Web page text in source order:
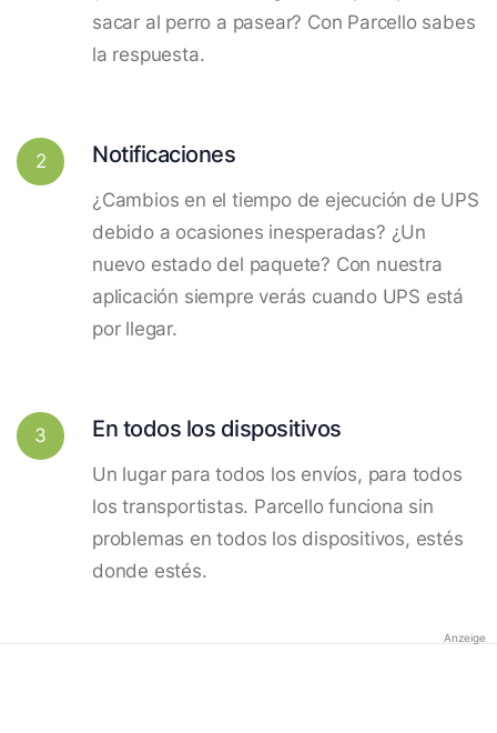
sacar al perro a pasear? Con Parcello sabes
la respuesta.
2 Notificaciones
¿Cambios en el tiempo de ejecución de UPS
debido a ocasiones inesperadas? ¿Un
nuevo estado del paquete? Con nuestra
aplicación siempre verás cuando UPS está
por llegar.
3 En todos los dispositivos
Un lugar para todos los envíos, para todos
los transportistas. Parcello funciona sin
problemas en todos los dispositivos, estés
donde estés.
Anzeige